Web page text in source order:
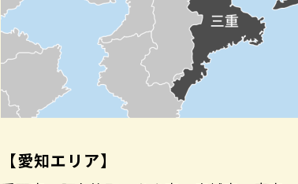
【愛知エリア】